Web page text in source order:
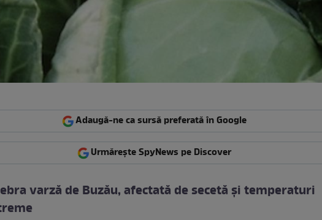
Adaugă-ne ca sursă preferată în Google
Urmărește SpyNews pe Discover
varză de Buzău, afectată de secetă și temperaturi